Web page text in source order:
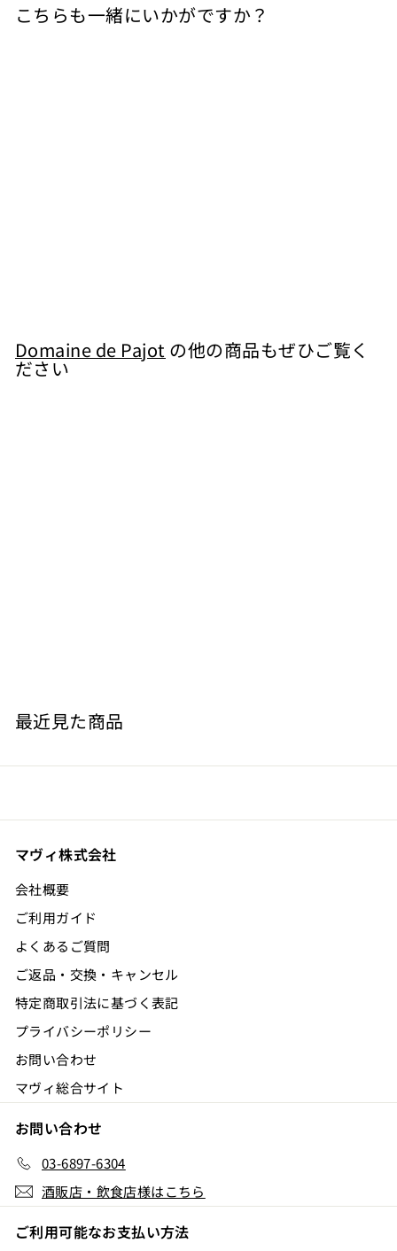
こちらも一緒にいかがですか？
9
Domaine de Pajot の他の商品もぜひご覧く
ださい
9
5
最近見た商品
マヴィ株式会社
会社概要
ご利用ガイド
よくあるご質問
ご返品・交換・キャンセル
特定商取引法に基づく表記
プライバシーポリシー
お問い合わせ
マヴィ総合サイト
お問い合わせ
03-6897-6304
酒販店・飲食店様はこちら
ご利用可能なお支払い方法